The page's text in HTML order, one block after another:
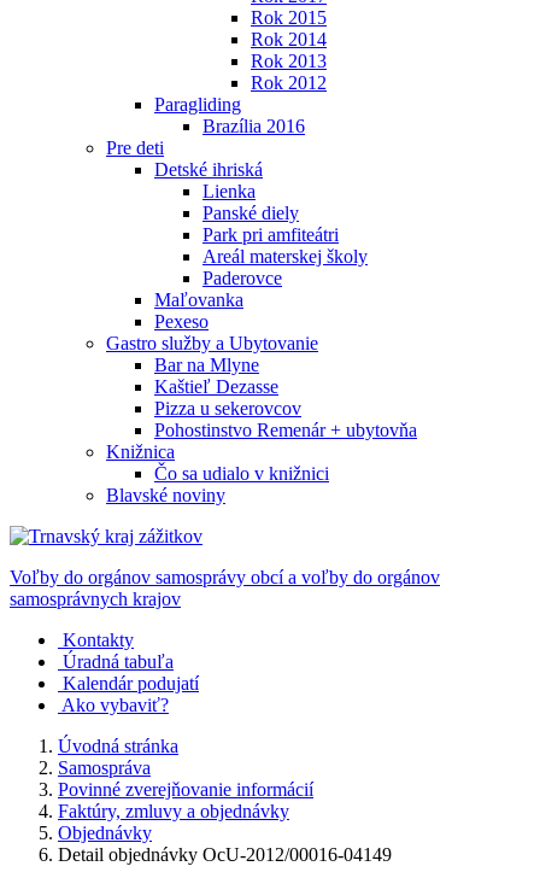
Rok 2015
Rok 2014
Rok 2013
Rok 2012
Paragliding
Brazília 2016
Pre deti
Detské ihriská
Lienka
Panské diely
Park pri amfiteátri
Areál materskej školy
Paderovce
Maľovanka
Pexeso
Gastro služby a Ubytovanie
Bar na Mlyne
Kaštieľ Dezasse
Pizza u sekerovcov
Pohostinstvo Remenár + ubytovňa
Knižnica
Čo sa udialo v knižnici
Blavské noviny
Voľby do orgánov samosprávy obcí a voľby do orgánov
samosprávnych krajov
Kontakty
Úradná tabuľa
Kalendár podujatí
Ako vybaviť?
Úvodná stránka
Samospráva
Povinné zverejňovanie informácií
Faktúry, zmluvy a objednávky
Objednávky
Detail objednávky OcU-2012/00016-04149